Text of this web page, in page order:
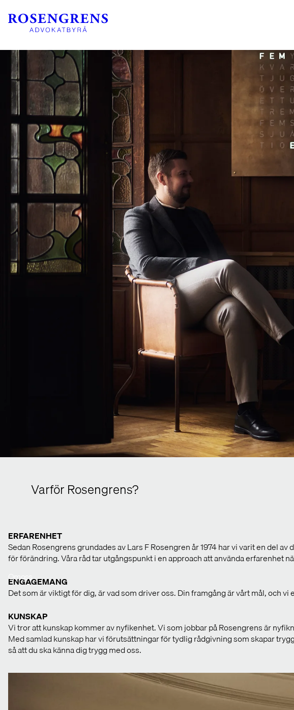
Om oss
Varför Rosengrens?
ERFARENHET
Sedan Rosengrens grundades av Lars F Rosengren år 1974 har vi varit en del
för förändring. Våra råd tar utgångspunkt i en approach att använda erfarenhet
ENGAGEMANG
Det som är viktigt för dig, är vad som driver oss. Din framgång är vårt mål, och
KUNSKAP
Vi tror att kunskap kommer av nyfikenhet. Vi som jobbar på Rosengrens är
Med samlad kunskap har vi förutsättningar för tydlig rådgivning som skapar
så att du ska känna dig trygg med oss.